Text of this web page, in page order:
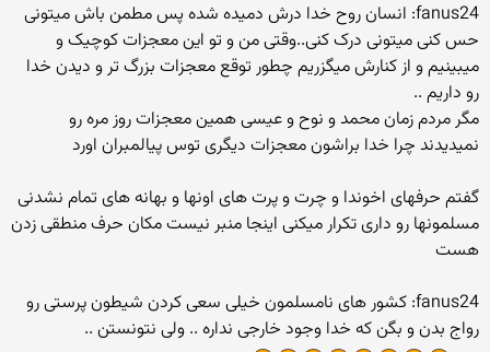
fanus24: انسان روح خدا درش دمیده شده پس مطمن باش میتونی
حس کنی میتونی درک کنی..وقتی من و تو این معجزات کوچیک و
میبینیم و از کنارش میگزریم چطور توقع معجزات بزرگ تر و دیدن خدا
رو داریم ..
مگر مردم زمان محمد و نوح و عیسی همین معجزات روز مره رو
نمیدیدند چرا خدا براشون معجزات دیگری توس پیالمبران اورد
گفتم حرفهای اخوندا و چرت و پرت های اونها و بهانه های تمام نشدنی
مسلمونها رو داری تکرار میکنی اینجا منبر نیست مکان حرف منطقی زدن
هست
fanus24: کشور های نامسلمون خیلی سعی کردن شیطون پرستی رو
رواج بدن و بگن که خدا وجود خارجی نداره .. ولی نتونستن ..